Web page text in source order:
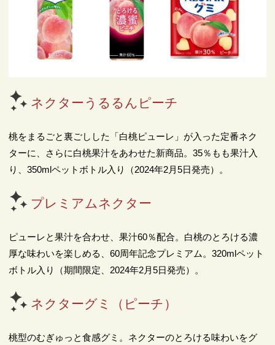
ネクターうるるんピーチ
桃をまるごと裏ごしした「白桃ピューレ」が入った定番ネク
ターに、さらに白桃果汁をあわせた新商品。35％もも果汁入
り、350mlペットボトル入り（2024年2月5日発売）。
プレミアムネクター
ピューレと果汁を合わせ、果汁60％配合。白桃のとろける濃
厚な味わいを楽しめる、60周年記念プレミアム。320mlペット
ボトル入り（期間限定、2024年2月5日発売）。
ネクターグミ（ピーチ）
桃型のむぎゅっと食感グミ。ネクターのとろける味わいをグ